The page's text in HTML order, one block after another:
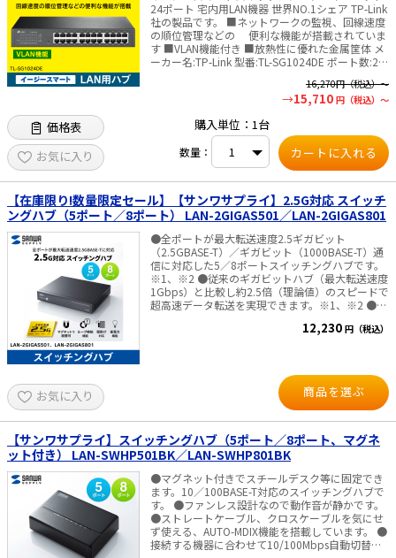
✅TP-Link社製品についてのご注意：予めご了承く
ださい。メーカーの都合により、商品改良のため
仕様、外観は予告なく変更する場合があります。
新仕様の商品への移行中は、新・旧異なる仕様の
在庫が混在する可能性がございます。
置ガイド、 ラックマウントキット、 ゴム足 ・認
証：CE, FCC, RoHS※製品型番変更のお知らせ：
「TL-□□□」型番製品が「TL-」の無い型番に切
り替わります。旧型番の在庫が無くなり次第、新
型番の製品を発送いたします。納品書に記載の型
番と製品/パッケージに記載の型番とが異なる場合
がありますが、製品の機能に変更はありません。
パッケージは一部変更となっている場合がありま
す。✅TP-Link社製品についてのご注意：予めご了
承ください。メーカーの都合により、商品改良の
ため仕様、外観は予告なく変更する場合がありま
す。新仕様の商品への移行中は、新・旧異なる仕
様の在庫が混在する可能性がございます。
24ポート 宅内用LAN機器 世界NO.1シェア TP-Link
社の製品です。 ■ネットワークの監視、回線速度
の順位管理などの 便利な機能が搭載されていま
す ■VLAN機能付き ■放熱性に優れた金属筐体 メ
ーカー名:TP-Link 型番:TL-SG1024DE ポート数:24
度:10/100/1000Mbps 消費電力:最大: 19.2W
(220V/50Hz) 寸法:294×180×44mm 筐体:金属 付
イド、リソース CD、ラックマ ウント キッド、ラ
バー フィート 認証:FCC、CE、RoHs ※管理画面は
英語表記となります ✅TP-Link社製品についてのご
注意：予めご了承ください。メーカーの都合によ
り、商品改良のため仕様、外観は予告なく変更す
る場合があります。新仕様の商品への移行中は、
新・旧異なる仕様の在庫が混在する可能性がござ
います。
16,270円（税込）～
15,710 円（税込）～
価格表
お気に入り
購入単位：1台
数量：
【在庫限り!数量限定セール】【サンワサプライ】2.5G対応 スイッチ
ングハブ（5ポート／8ポート） LAN-2GIGAS501／LAN-2GIGAS801
●全ポートが最大転送速度2.5ギガビット
（2.5GBASE-T）／ギガビット（1000BASE-T）通
信に対応した5／8ポートスイッチングハブです。
※1、※2 ●従来のギガビットハブ（最大転送速度
1Gbps）と比較し約2.5倍（理論値）のスピードで
超高速データ転送を実現できます。※1、※2 ●強
ネットなどにしっかり固定できます。 ●メタルケ
社製品との混在環境では、動作が不安定になる恐
れがあります。 ●ファンレス仕様なので、動作音
が静かです。 ●ストレートケーブル、クロスケー
ブルを気にせず使える、AUTO-MDIX機能を搭載し
ています。 ●接続する機器に合わせて10／100M
／1Gbps／2.5Gbps自動切替えが可能な、AUTO-
Negotiation機能を搭載しています。 ●リンクし
ていないポートを自動判別し電力供給を抑える省
電力機能を搭載。全ポートのパソコンをシャット
ダウンした場合は最大（82%／5ポート、66%／8
ポート）の省電力が可能です。 ●電源はACアダプ
ター仕様でトラッキング火災防止用キャップを装
着済み。 ※1）理論値です。 ※2）2.5GBASE-Tの
12,230 円（税込）
お気に入り 商品を選ぶ
【サンワサプライ】スイッチングハブ（5ポート／8ポート、マグネ
ット付き） LAN-SWHP501BK／LAN-SWHP801BK
●マグネット付きでスチールデスク等に固定でき
ます。10／100BASE-T対応のスイッチングハブで
す。 ●ファンレス設計なので動作音が静かです。
●ストレートケーブル、クロスケーブルを気にせ
ず使える、AUTO-MDIX機能を搭載しています。 ●
接続する機器に合わせて10/100Mbps自動切替え